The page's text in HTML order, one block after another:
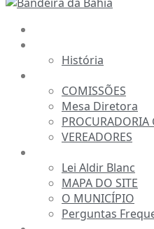
História
COMISSÕES
Mesa Diretora
VEREADORES
Lei Aldir Blanc
MAPA DO SITE
O MUNICÍPIO
Perguntas